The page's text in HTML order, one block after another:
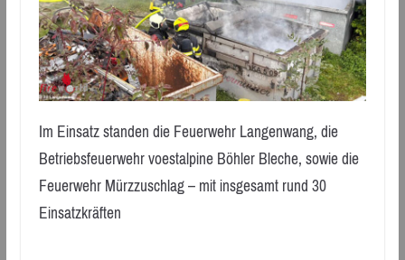
Im Einsatz standen die Feuerwehr Langenwang, die
Betriebsfeuerwehr voestalpine Böhler Bleche, sowie die
Feuerwehr Mürzzuschlag – mit insgesamt rund 30
Einsatzkräften